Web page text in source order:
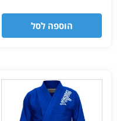
הוספה לסל